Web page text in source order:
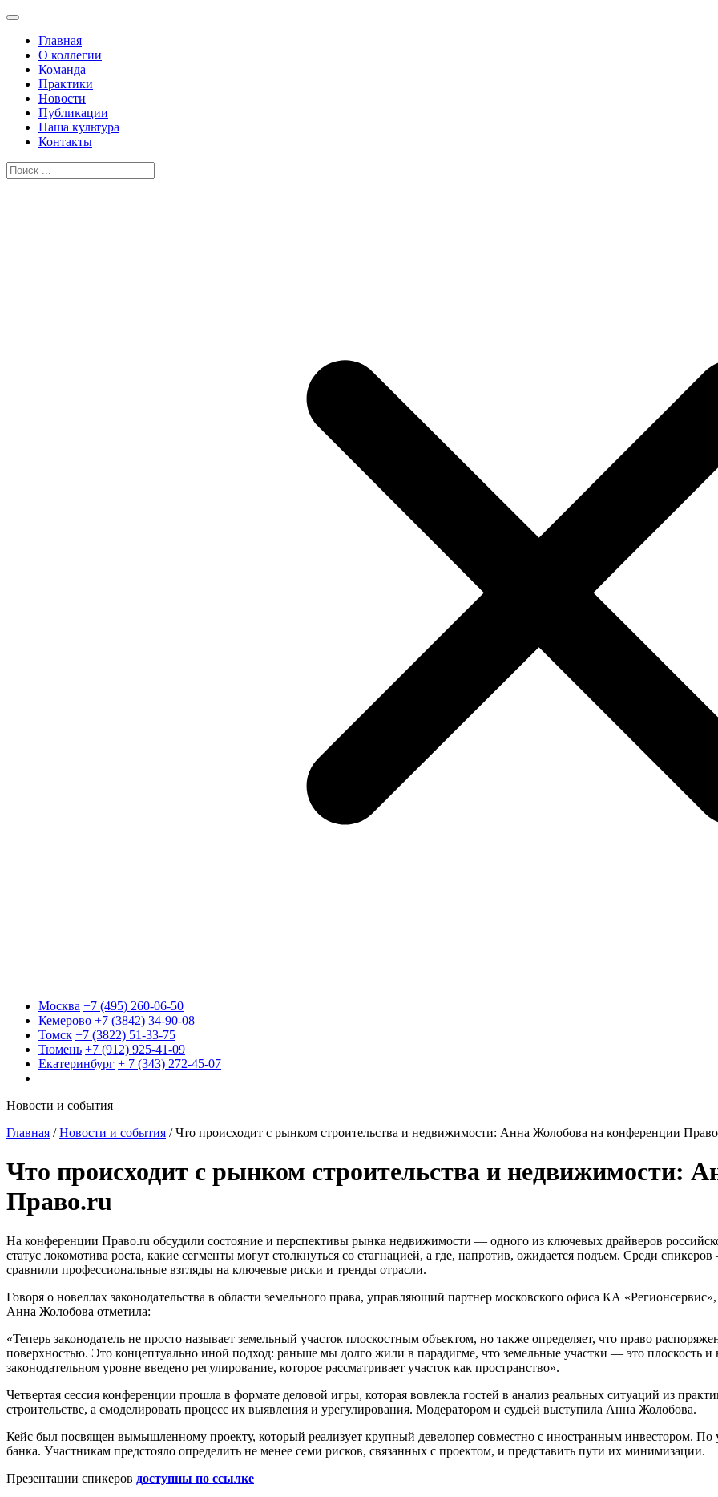
Главная
О коллегии
Команда
Практики
Новости
Публикации
Наша культура
Контакты
Москва +7 (495) 260-06-50
Кемерово +7 (3842) 34-90-08
Томск +7 (3822) 51-33-75
Тюмень +7 (912) 925-41-09
Екатеринбург + 7 (343) 272-45-07
Новости и события
Главная /Новости и события /Что происходит с рынком строительства и недвижимости: Анна Жолобова на конференции
Что происходит с рынком строительства и недвижимости:
Право.ru
На конференции Право.ru обсудили состояние и перспективы рынка недвижимости — одного из ключевых драйверов
статус локомотива роста, какие сегменты могут столкнуться со стагнацией, а где, напротив, ожидается подъем. Среди
сравнили профессиональные взгляды на ключевые риски и тренды отрасли.
Говоря о новеллах законодательства в области земельного права, управляющий партнер московского офиса КА
Анна Жолобова отметила:
«Теперь законодатель не просто называет земельный участок плоскостным объектом, но также определяет, что право
поверхностью. Это концептуально иной подход: раньше мы долго жили в парадигме, что земельные участки — это плоскость
законодательном уровне введено регулирование, которое рассматривает участок как пространство».
Четвертая сессия конференции прошла в формате деловой игры, которая вовлекла гостей в анализ реальных ситуаций из
строительстве, а смоделировать процесс их выявления и урегулирования. Модератором и судьей выступила Анна Жолобова.
Кейс был посвящен вымышленному проекту, который реализует крупный девелопер совместно с иностранным инвестором. По
банка. Участникам предстояло определить не менее семи рисков, связанных с проектом, и представить пути их минимизации.
Презентации спикеров доступны по ссылке